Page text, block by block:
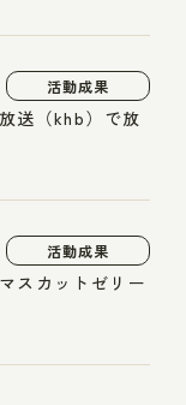
活動成果
送（khb）で放
活動成果
スカットゼリー